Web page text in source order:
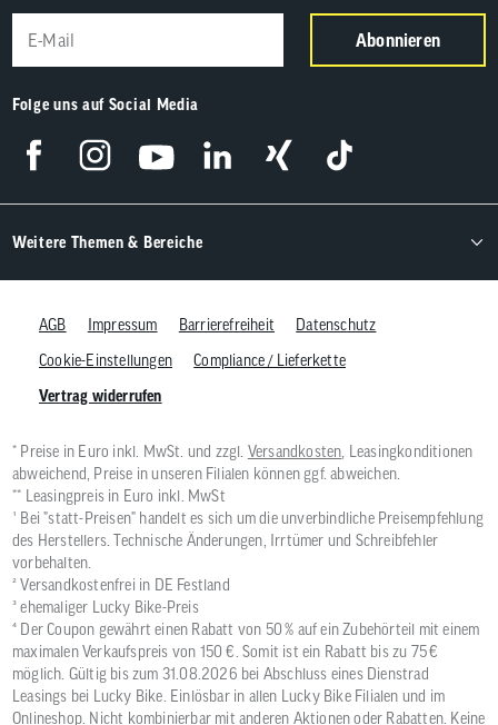
Abonnieren
Folge uns auf Social Media
Weitere Themen & Bereiche
AGB Impressum Barrierefreiheit
Datenschutz
Cookie-Einstellungen
Compliance / Lieferkette
Vertrag widerrufen
* Preise in Euro inkl. MwSt. und zzgl. Versandkosten, Leasingkonditionen
abweichend, Preise in unseren Filialen können ggf. abweichen.
** Leasingpreis in Euro inkl. MwSt
¹ Bei "statt-Preisen" handelt es sich um die unverbindliche Preisempfehlung
des Herstellers. Technische Änderungen, Irrtümer und Schreibfehler
vorbehalten.
² Versandkostenfrei in DE Festland
³ ehemaliger Lucky Bike-Preis
⁴ Der Coupon gewährt einen Rabatt von 50 % auf ein Zubehörteil mit einem
maximalen Verkaufspreis von 150 €. Somit ist ein Rabatt bis zu 75 €
möglich. Gültig bis zum 31.08.2026 bei Abschluss eines Dienstrad
Leasings bei Lucky Bike. Einlösbar in allen Lucky Bike Filialen und im
Onlineshop. Nicht kombinierbar mit anderen Aktionen oder Rabatten. Keine